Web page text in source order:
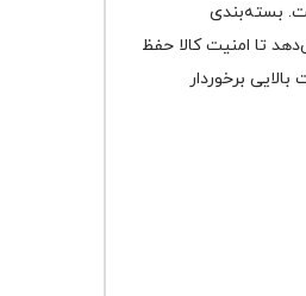
بسته‌بندی
تا امنیت کالا حفظ
برخوردار